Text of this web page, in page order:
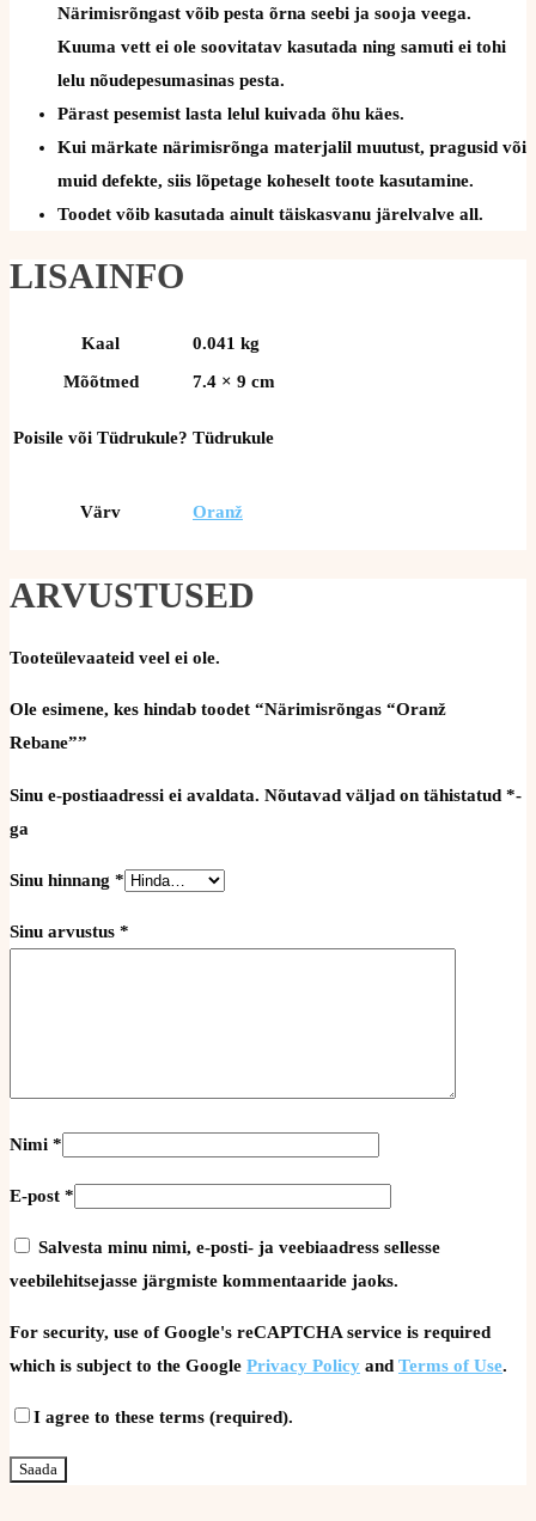
Närimisrõngast võib pesta õrna seebi ja sooja veega.
Kuuma vett ei ole soovitatav kasutada ning samuti ei tohi
lelu nõudepesumasinas pesta.
Pärast pesemist lasta lelul kuivada õhu käes.
Kui märkate närimisrõnga materjalil muutust, pragusid või
muid defekte, siis lõpetage koheselt toote kasutamine.
Toodet võib kasutada ainult täiskasvanu järelvalve all.
LISAINFO
Kaal
0.041 kg
Mõõtmed
7.4 × 9 cm
Poisile või Tüdrukule? Tüdrukule
Värv Oranž
ARVUSTUSED
Tooteülevaateid veel ei ole.
Ole esimene, kes hindab toodet “Närimisrõngas “Oranž
Rebane””
Sinu e-postiaadressi ei avaldata. Nõutavad väljad on tähistatud *-
ga
Sinu hinnang *
Sinu arvustus *
Nimi *
E-post *
Salvesta minu nimi, e-posti- ja veebiaadress sellesse
veebilehitsejasse järgmiste kommentaaride jaoks.
For security, use of Google's reCAPTCHA service is required
which is subject to the Google Privacy Policy and Terms of Use.
I agree to these terms (required).